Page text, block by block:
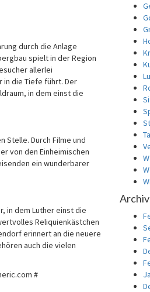
durch die Anlage
spielt in der Region
allerlei
in die Tiefe führt. Der
in dem einst die
Stelle. Durch Filme und
von den Einheimischen
ein wunderbarer
in dem Luther einst die
Reliquienkästchen
erinnert an die neuere
auch die vielen
#
Archiv